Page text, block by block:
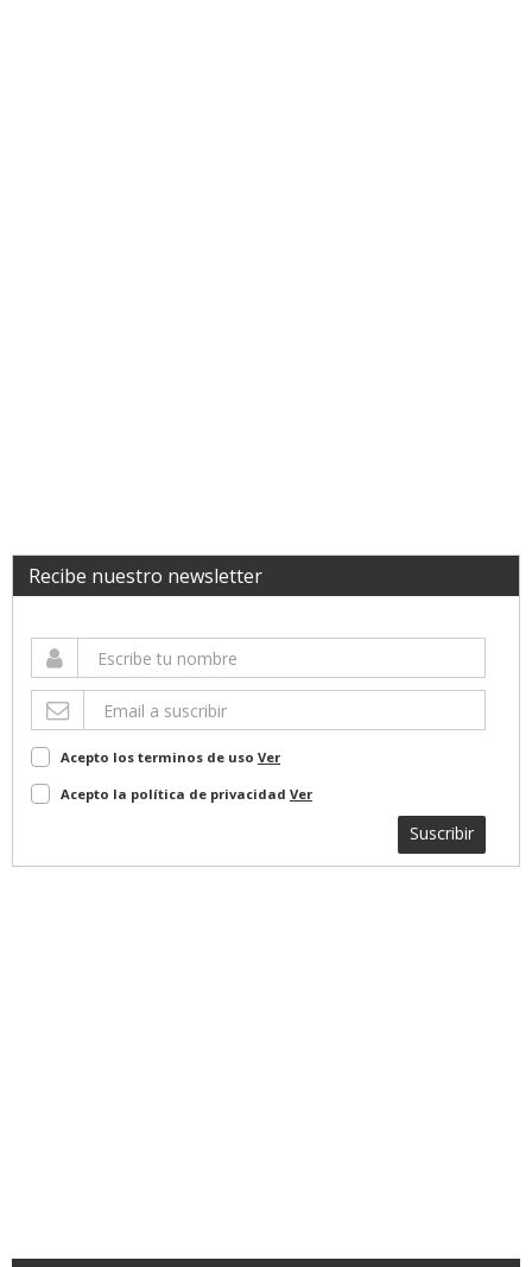
Recibe nuestro newsletter
Acepto los terminos de uso Ver
Acepto la política de privacidad Ver
Suscribir